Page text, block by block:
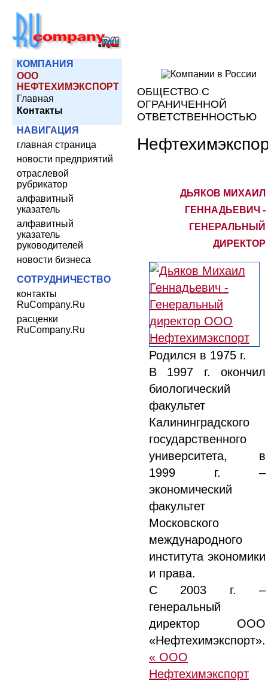
КОМПАНИЯ
ООО
НЕФТЕХИМЭКСПОРТ
Главная
Контакты
НАВИГАЦИЯ
главная страница
новости предприятий
отраслевой
рубрикатор
алфавитный
указатель
алфавитный
указатель
руководителей
новости бизнеса
СОТРУДНИЧЕСТВО
контакты
RuCompany.Ru
расценки
RuCompany.Ru
ОБЩЕСТВО С
ОГРАНИЧЕННОЙ
ОТВЕТСТВЕННОСТЬЮ
ДЬЯКОВ МИХАИЛ
ГЕННАДЬЕВИЧ -
ГЕНЕРАЛЬНЫЙ
ДИРЕКТОР
Родился в 1975 г.
В 1997 г. окончил
биологический
факультет
Калининградского
государственного
университета, в
1999 г. –
экономический
факультет
Московского
международного
института экономики
и права.
С 2003 г. –
генеральный
директор ООО
«Нефтехимэкспорт».
« ООО
Нефтехимэкспорт